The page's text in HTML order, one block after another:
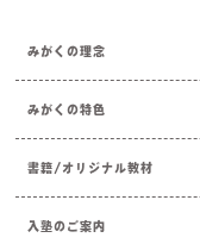
みがくの理念
みがくの特色
書籍/オリジナル教材
入塾のご案内